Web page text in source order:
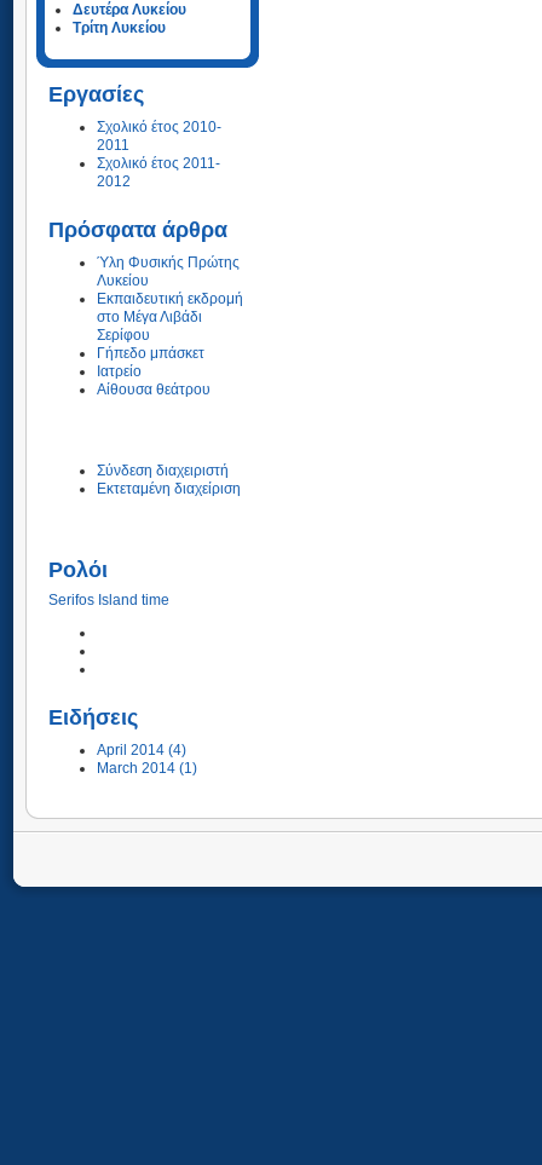
Δευτέρα Λυκείου
Τρίτη Λυκείου
Εργασίες
Σχολικό έτος 2010-
2011
Σχολικό έτος 2011-
2012
Πρόσφατα άρθρα
Ύλη Φυσικής Πρώτης
Λυκείου
Εκπαιδευτική εκδρομή
στο Μέγα Λιβάδι
Σερίφου
Γήπεδο μπάσκετ
Ιατρείο
Αίθουσα θεάτρου
Σύνδεση διαχειριστή
Εκτεταμένη διαχείριση
Ρολόι
Serifos Island time
Ειδήσεις
April 2014 (4)
March 2014 (1)